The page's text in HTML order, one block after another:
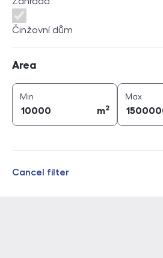
Činžovní dům
Area
Min
m2
Maxarea (
Cancel filter